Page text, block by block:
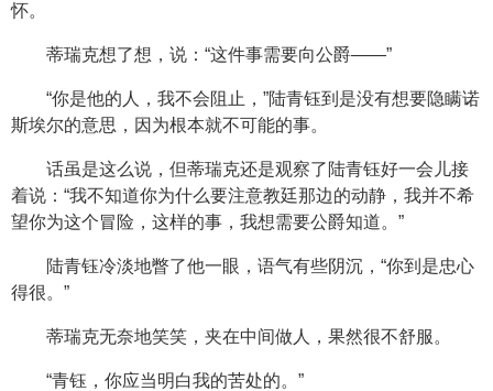
怀。
蒂瑞克想了想，说：“这件事需要向公爵——”
“你是他的人，我不会阻止，”陆青钰到是没有想要隐瞒诺
斯埃尔的意思，因为根本就不可能的事。
话虽是这么说，但蒂瑞克还是观察了陆青钰好一会儿接
着说：“我不知道你为什么要注意教廷那边的动静，我并不希
望你为这个冒险，这样的事，我想需要公爵知道。”
陆青钰冷淡地瞥了他一眼，语气有些阴沉，“你到是忠心
得很。”
蒂瑞克无奈地笑笑，夹在中间做人，果然很不舒服。
“青钰，你应当明白我的苦处的。”